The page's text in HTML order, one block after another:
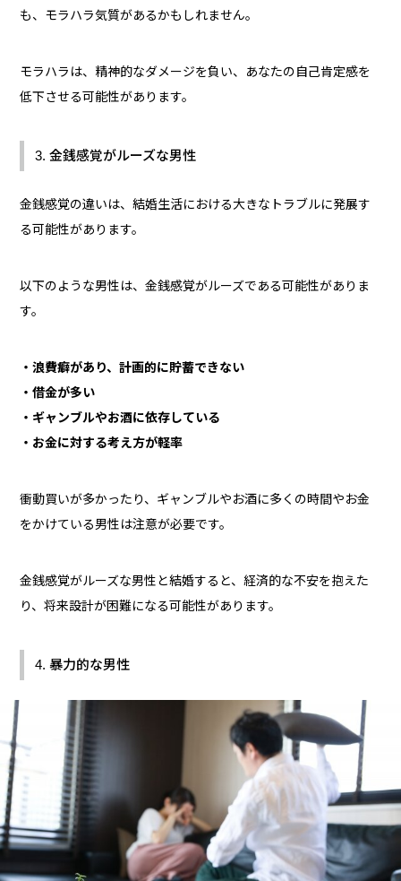
も、モラハラ気質があるかもしれません。
モラハラは、精神的なダメージを負い、あなたの自己肯定感を
低下させる可能性があります。
3. 金銭感覚がルーズな男性
金銭感覚の違いは、結婚生活における大きなトラブルに発展す
る可能性があります。
以下のような男性は、金銭感覚がルーズである可能性がありま
す。
・浪費癖があり、計画的に貯蓄できない
・借金が多い
・ギャンブルやお酒に依存している
・お金に対する考え方が軽率
衝動買いが多かったり、ギャンブルやお酒に多くの時間やお金
をかけている男性は注意が必要です。
金銭感覚がルーズな男性と結婚すると、経済的な不安を抱えた
り、将来設計が困難になる可能性があります。
4. 暴力的な男性